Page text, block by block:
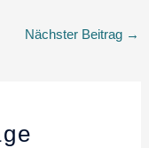
Nächster Beitrag →